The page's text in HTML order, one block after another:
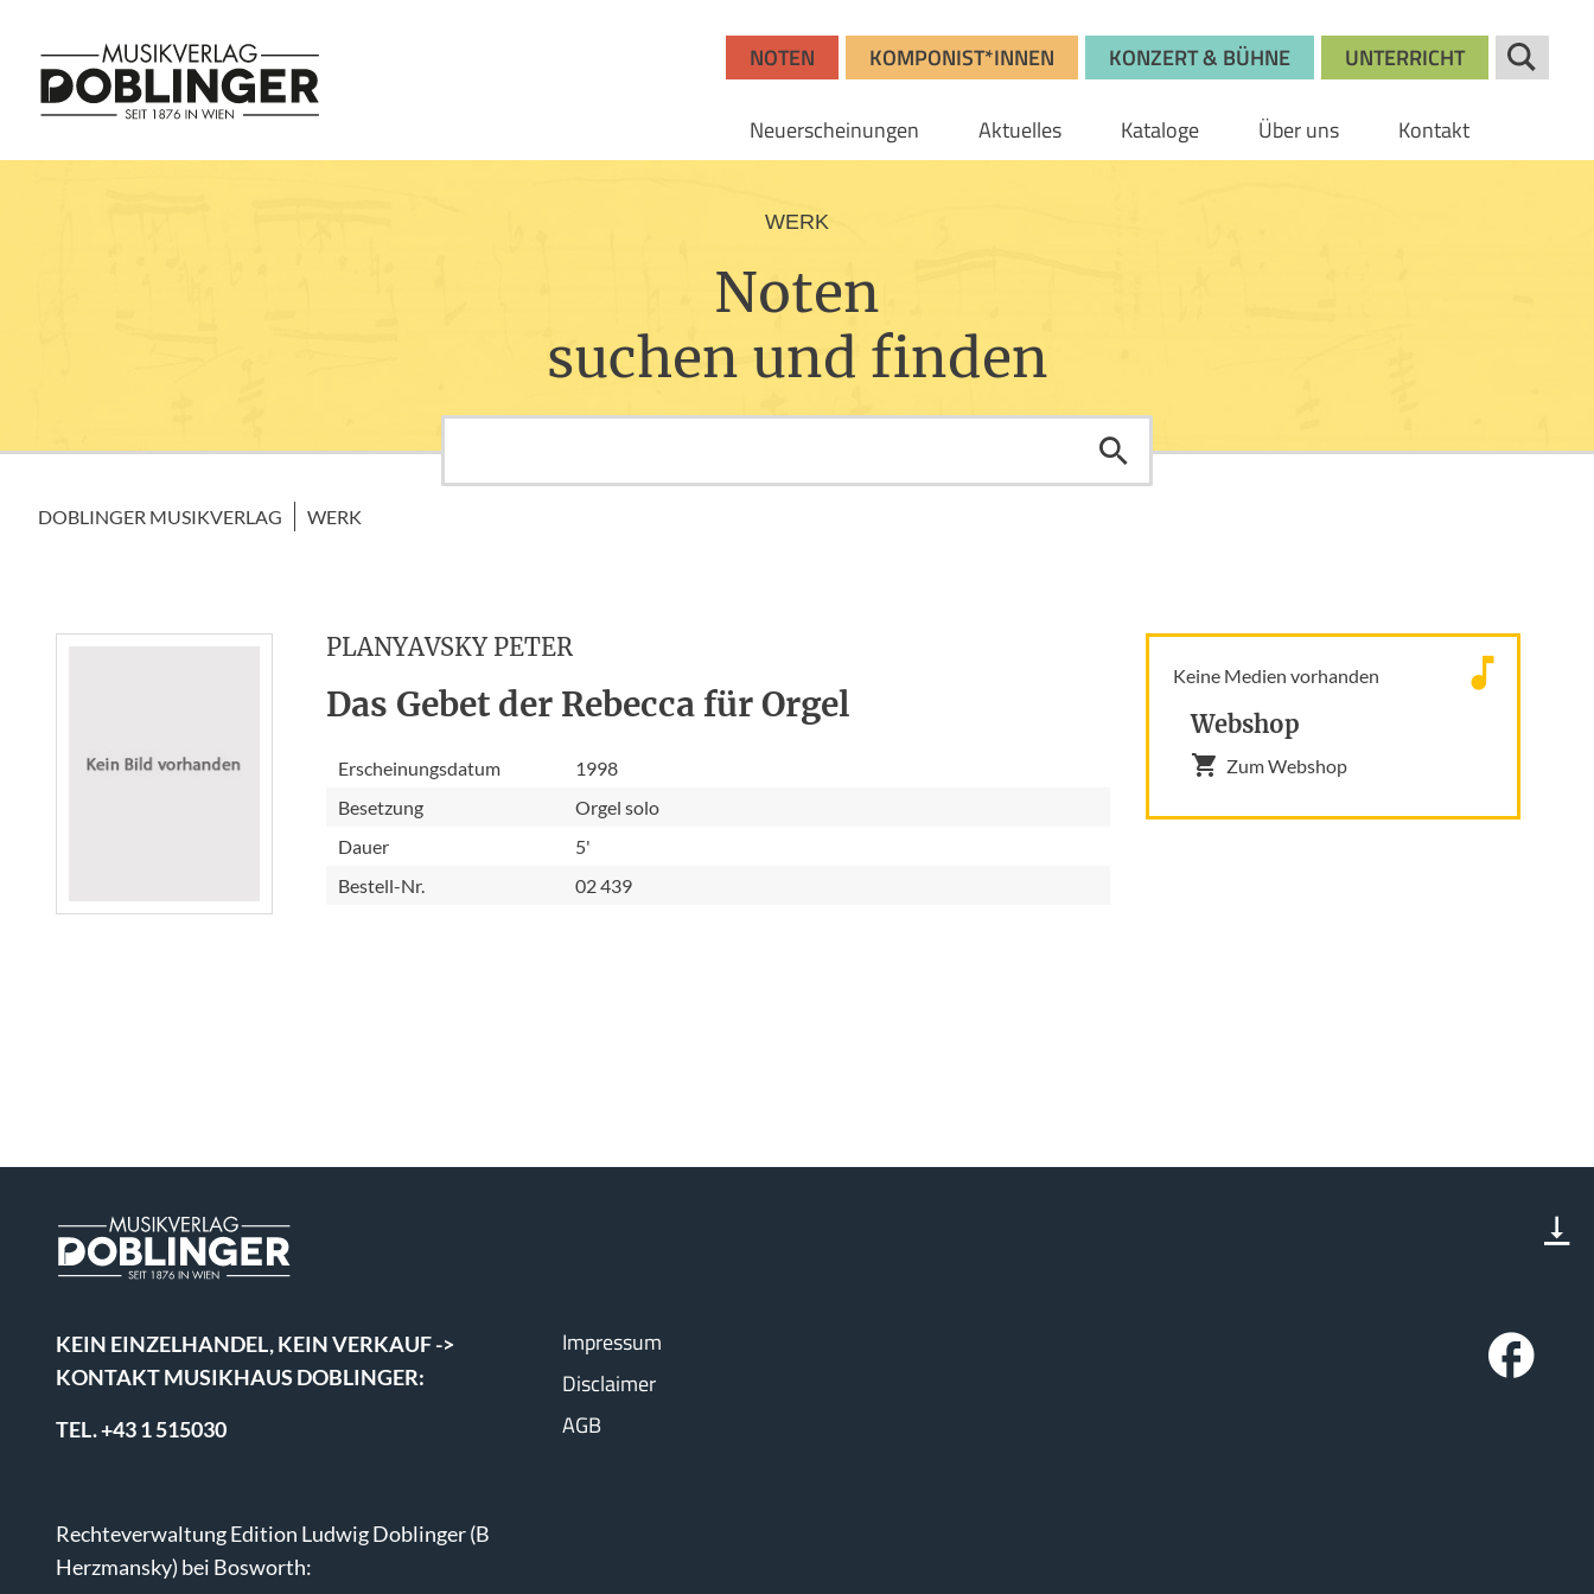
NOTEN KOMPONIST*INNEN KONZERT & BÜHNE UNTERRICHT
Neuerscheinungen Aktuelles Kataloge Über uns Kontakt
WERK
Noten
suchen und finden
DOBLINGER MUSIKVERLAG WERK
PLANYAVSKY PETER
Das Gebet der Rebecca für Orgel
Erscheinungsdatum
1998
Besetzung
Orgel solo
Dauer
5'
Bestell-Nr.
02 439
Keine Medien vorhanden
Webshop
Zum Webshop
KEIN EINZELHANDEL, KEIN VERKAUF ->
KONTAKT MUSIKHAUS DOBLINGER:
TEL. +43 1 515030
Rechteverwaltung Edition Ludwig Doblinger (B
Herzmansky) bei Bosworth:
Impressum
Disclaimer
AGB